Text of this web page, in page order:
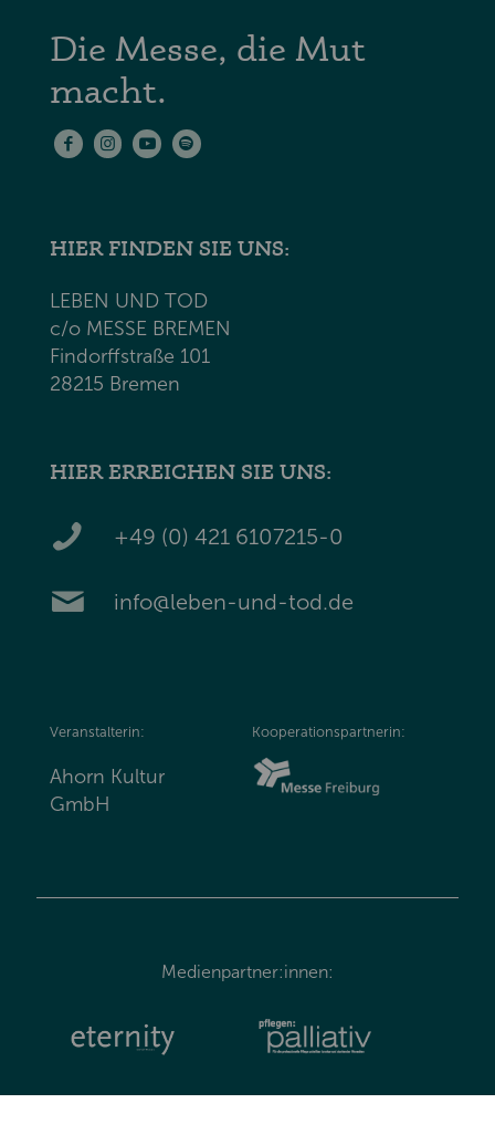
Die Messe, die Mut
macht.
HIER FINDEN SIE UNS:
LEBEN UND TOD
c/o MESSE BREMEN
Findorffstraße 101
28215 Bremen
HIER ERREICHEN SIE UNS:
+49 (0) 421 6107215-0
info@leben-und-tod.de
Veranstalterin:
Ahorn Kultur
GmbH
Kooperationspartnerin:
Medienpartner:innen: